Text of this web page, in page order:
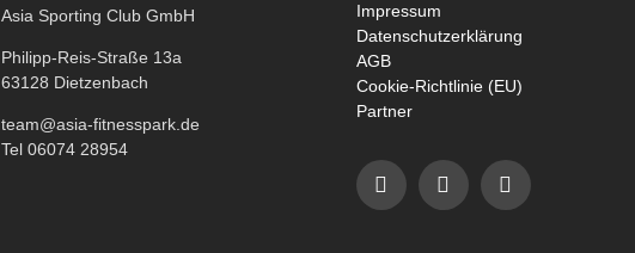
Asia Sporting Club GmbH
Philipp-Reis-Straße 13a
63128 Dietzenbach
team@asia-fitnesspark.de
Tel 06074 28954
Impressum
Datenschutzerklärung
AGB
Cookie-Richtlinie (EU)
Partner